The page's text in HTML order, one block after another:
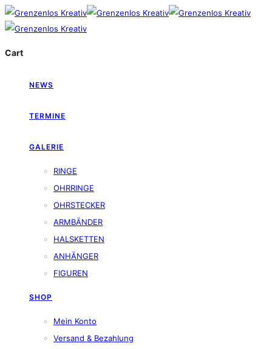
Cart
NEWS
TERMINE
GALERIE
RINGE
OHRRINGE
OHRSTECKER
ARMBÄNDER
HALSKETTEN
ANHÄNGER
FIGUREN
SHOP
Mein Konto
Versand & Bezahlung